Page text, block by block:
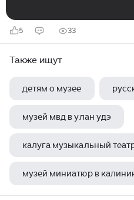
5 33
Также ищут
детям о музее
музей мвд в улан удэ
калуга музыкальный
музей миниатюр в